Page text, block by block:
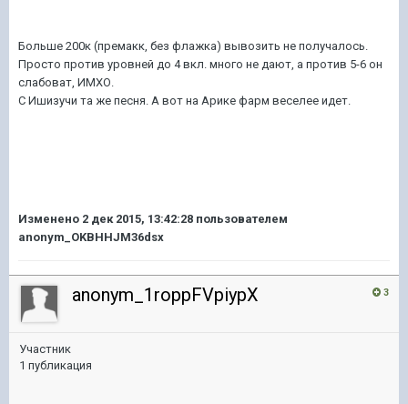
Больше 200к (премакк, без флажка) вывозить не получалось.
Просто против уровней до 4 вкл. много не дают, а против 5-6 он
слабоват, ИМХО.
С Ишизучи та же песня. А вот на Арике фарм веселее идет.
Изменено 2 дек 2015, 13:42:28 пользователем
anonym_OKBHHJM36dsx
3
anonym_1roppFVpiypX
Участник
1 публикация